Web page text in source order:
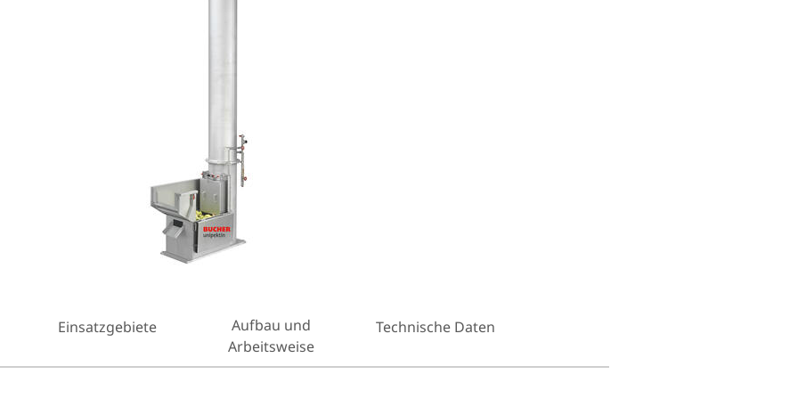
Einsatzgebiete
Aufbau und
Arbeitsweise
Technische Daten